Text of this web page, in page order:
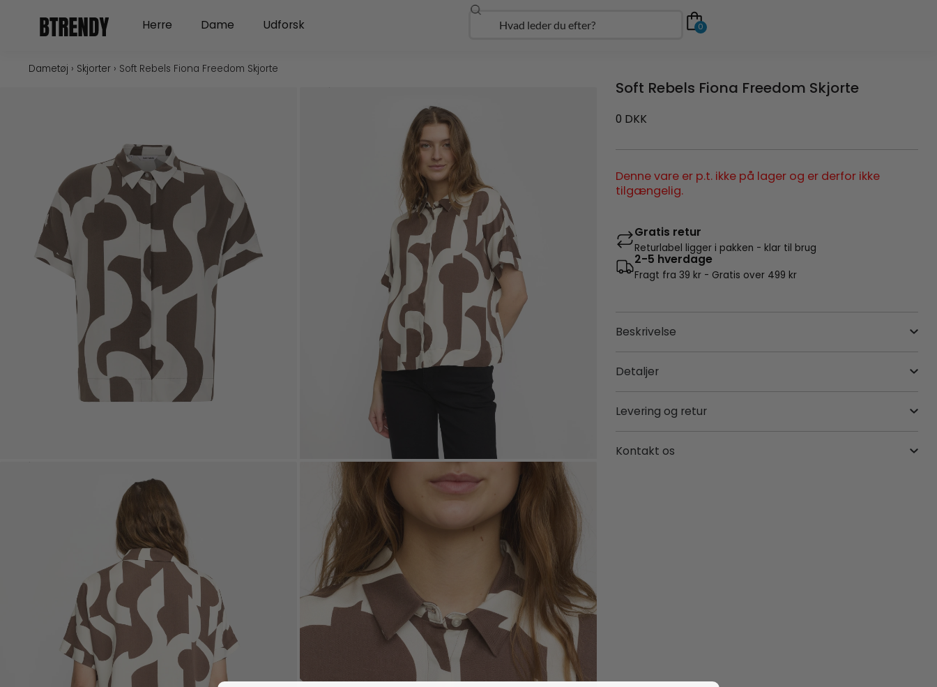
Herre Open Herre
Dame Open Dame
Udforsk Søg 0
Dametøj › Skjorter› Soft Rebels Fiona Freedom Skjorte
Soft Rebels Fiona Freedom Skjorte
0 DKK
Denne vare er p.t. ikke på lager og er derfor ikke
tilgængelig.
Gratis retur
Returlabel ligger i pakken - klar til brug
2-5 hverdage
Fragt fra 39 kr - Gratis over 499 kr
Beskrivelse
Detaljer
Levering og retur
Kontakt os